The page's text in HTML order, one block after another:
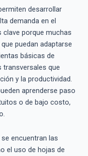
desarrollar
demanda en el
porque muchas
puedan adaptarse
básicas de
que
y la productividad.
aprenderse paso
o de bajo costo,
encuentran las
el uso de hojas de